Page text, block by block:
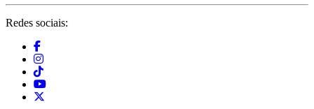
Redes sociais: